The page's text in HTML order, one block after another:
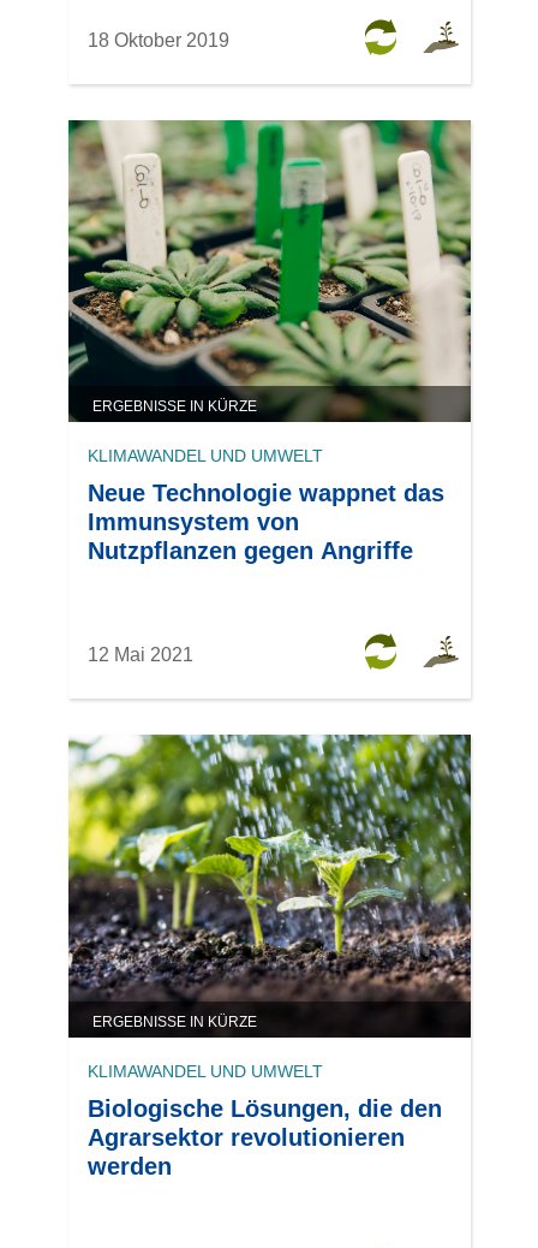
18 Oktober 2019
ERGEBNISSE IN KÜRZE
KLIMAWANDEL UND UMWELT
Neue Technologie wappnet das
Immunsystem von
Nutzpflanzen gegen Angriffe
12 Mai 2021
ERGEBNISSE IN KÜRZE
KLIMAWANDEL UND UMWELT
Biologische Lösungen, die den
Agrarsektor revolutionieren
werden